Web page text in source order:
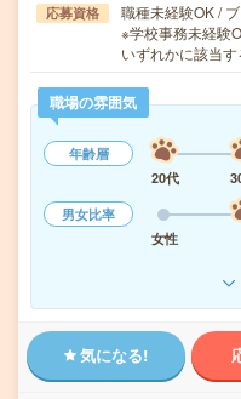
応募資格
職種未経験OK /
※学校事務未経験
いずれかに該当
職場の雰囲気
年齢層
20代
男女比率
女性
気になる!